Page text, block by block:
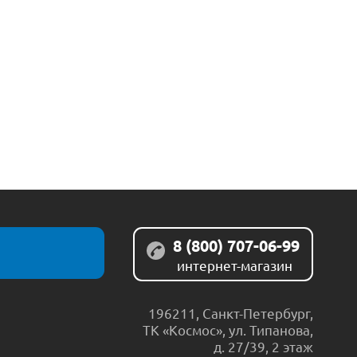
8 (800) 707-06-99
интернет-магазин
196211 Санкт-Петербург,
ТК «Космос», ул. Типанова,
д. 27/39, 2 этаж